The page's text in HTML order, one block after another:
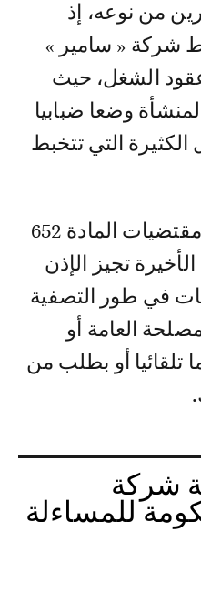
من نوعه، إذ
شركة « سامير »
الشغل، حيث
وضعا ضبابيا
التي تتخبط
هذا الحكم تم بناء على مقتضيات المادة 652
تجيز الإذن
في طور التصفية
العامة أو
تلقائيا أو بطلب من
شركة
للمساءلة